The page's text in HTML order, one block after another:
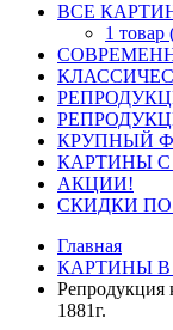
ВСЕ
1 товар
КРУПНЫЙ
КАРТИНЫ
АКЦИИ!
СКИДКИ
Главная
КАРТИНЫ
Репродукция
1881г.